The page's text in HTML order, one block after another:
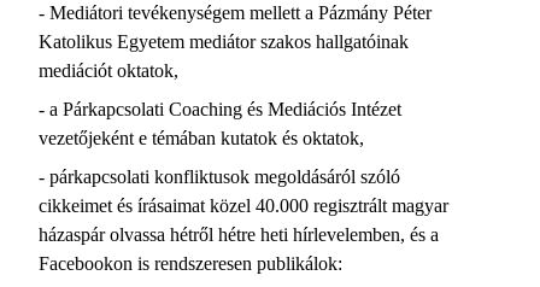
- Mediátori tevékenységem mellett a Pázmány Péter
Katolikus Egyetem mediátor szakos hallgatóinak
mediációt oktatok,
- a Párkapcsolati Coaching és Mediációs Intézet
vezetőjeként e témában kutatok és oktatok,
- párkapcsolati konfliktusok megoldásáról szóló
cikkeimet és írásaimat közel 40.000 regisztrált magyar
házaspár olvassa hétről hétre heti hírlevelemben, és a
Facebookon is rendszeresen publikálok: